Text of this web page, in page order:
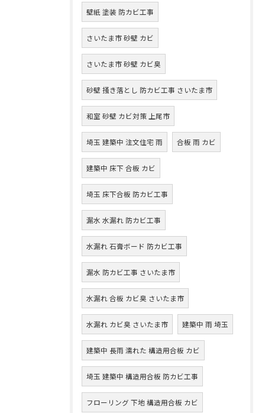
壁紙 塗装 防カビ工事
さいたま市 砂壁 カビ
さいたま市 砂壁 カビ臭
砂壁 掻き落とし 防カビ工事 さいたま市
和室 砂壁 カビ対策 上尾市
埼玉 建築中 注文住宅 雨 合板 雨 カビ
建築中 床下 合板 カビ
埼玉 床下合板 防カビ工事
漏水 水漏れ 防カビ工事
水漏れ 石膏ボード 防カビ工事
漏水 防カビ工事 さいたま市
水漏れ 合板 カビ臭 さいたま市
水漏れ カビ臭 さいたま市 建築中 雨 埼玉
建築中 長雨 濡れた 構造用合板 カビ
埼玉 建築中 構造用合板 防カビ工事
フローリング 下地 構造用合板 カビ